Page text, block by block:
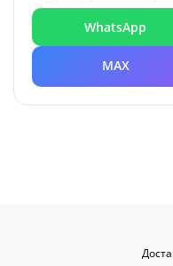
WhatsApp
MAX